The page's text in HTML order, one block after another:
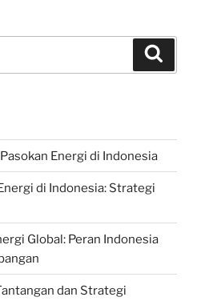
Energi di Indonesia
di Indonesia: Strategi
Global: Peran Indonesia
dan Strategi